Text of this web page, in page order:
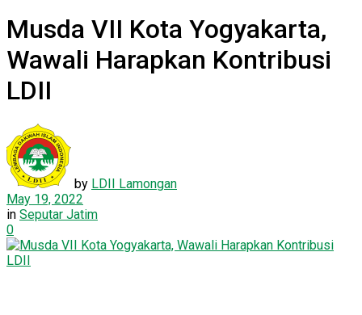
Musda VII Kota Yogyakarta,
Wawali Harapkan Kontribusi
LDII
by LDII Lamongan
May 19, 2022
in Seputar Jatim
0